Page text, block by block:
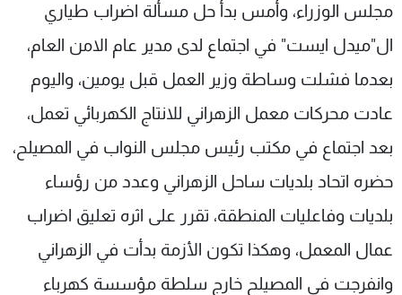
مجلس الوزراء، وأمس بدأ حل مسألة اضراب طياري
ال"ميدل ايست" في اجتماع لدى مدير عام الامن العام،
بعدما فشلت وساطة وزير العمل قبل يومين، واليوم
عادت محركات معمل الزهراني للانتاج الكهربائي تعمل،
بعد اجتماع في مكتب رئيس مجلس النواب في المصيلح،
حضره اتحاد بلديات ساحل الزهراني وعدد من رؤساء
بلديات وفاعليات المنطقة، تقرر على اثره تعليق اضراب
عمال المعمل، وهكذا تكون الأزمة بدأت في الزهراني
وانفرجت في المصيلح خارج سلطة مؤسسة كهرباء